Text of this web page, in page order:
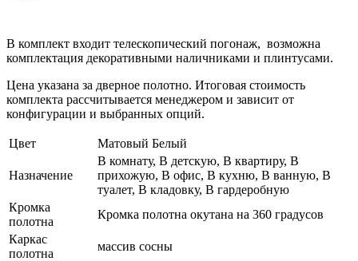
В комплект входит телескопический погонаж, возможна
комплектация декоративными наличниками и плинтусами.
Цена указана за дверное полотно. Итоговая стоимость
комплекта рассчитывается менеджером и зависит от
конфигурации и выбранных опций.
Цвет Матовый Белый
Назначение
В комнату, В детскую, В квартиру, В
прихожую, В офис, В кухню, В ванную, В
туалет, В кладовку, В гардеробную
Кромка
полотна
Кромка полотна окутана на 360 градусов
Каркас
полотна
массив сосны